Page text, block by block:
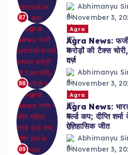
87
Abhimanyu
November 3,
88
Agra
Agra News: फर्जी
करोड़ों की टैक्स
दर्ज
Abhimanyu
November 3,
89
Agra
Agra News: भारत
वर्ल्ड कप; दीप्ति
ऐतिहासिक जीत
Abhimanyu
November 3,